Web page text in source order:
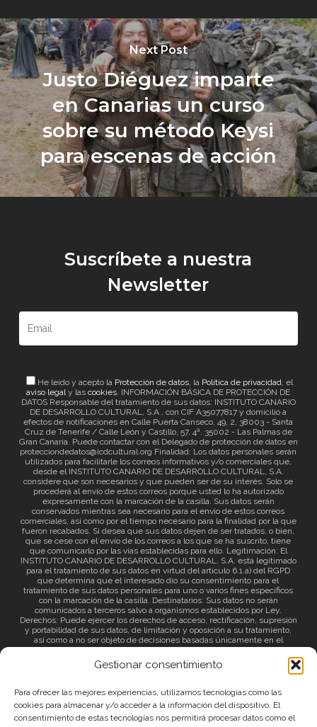
Gestionar consentimiento
Para ofrecer las mejores experiencias, utilizamos tecnologías como las
cookies para almacenar y/o acceder a la información del dispositivo. El
consentimiento de estas tecnologías nos permitirá procesar datos como el
Next Post
Justo Diéguez imparte
en Canarias un curso
sobre su método Keysi
para escenas de acción
Suscríbete a nuestra
Newsletter
He leído y acepto la Protección de datos, la Política de privacidad, el
aviso legaly lascookies. INFORMACIÓN BÁSICA DE PROTECCIÓN DE
DATOS Responsable del tratamiento de sus datos: INSTITUTO CANARIO
DE DESARROLLO CULTURAL, S.A., con CIF A35077817 y domicilio a
efectos de notificaciones en Calle Puerta Canseco, 49, 2, 38003 - Santa
Cruz de Tenerife / Calle León y Castillo, 57, 4ª. 35002 - Las Palmas de
Gran Canaria. Puede contactar con el Delegado de protección de datos en
protecciondedatos@icdcultural.org Finalidad: Los datos personales serán
utilizados para facilitarle los correos informativos y/o comerciales que,
desde el INSTITUTO CANARIO DE DESARROLLO CULTURAL, S.A.
considere que son necesarios y que pueden ser de su interés. Solo se
procederá al envío de estos correos porque usted lo ha autorizado
expresamente con la marcación de la casilla. Sus datos serán
conservados mientras sea necesario para el envío de estos correos
comerciales, así como por el tiempo necesario para la finalidad por la que
fueron recabados. Si desea que sus datos dejen de ser tratados, o bien,
que se cese con el envío de los correos a los que se ha suscrito, tiene
que comunicarlo por las vías establecidas para ello. Legitimación: El
INSTITUTO CANARIO DE DESARROLLO CULTURAL, S.A. está legitimado
para el tratamiento de sus datos en virtud del artículo 6.1.a) del RGPD
que determina que el interesado dio su consentimiento para el
tratamiento de sus datos personales para uno o varios fines específicos
con la marcación de la casilla. Destinatarios: Sus datos no serán
comunicados a terceros salvo a organismos establecidos por Ley.
Derechos: Puede ejercer los derechos de acceso, rectificación, supresión
y portabilidad de sus datos, de limitación y oposición a su tratamiento,
así como a no ser objeto de decisiones basadas únicamente en el
tratamiento automatizado de sus datos y revocar el consentimiento
prestado. Información adicional: Puede consultar la información adicional
a través del siguienteenlace.